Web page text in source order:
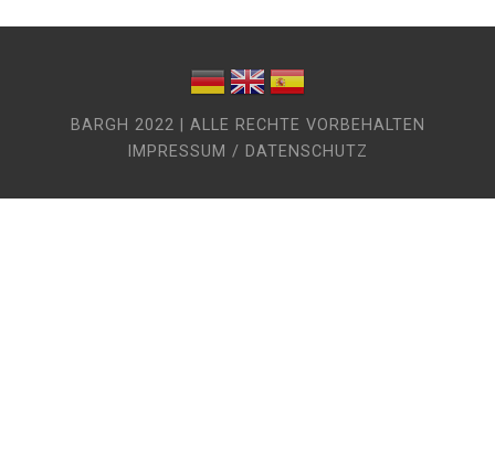
BARGH 2022 | ALLE RECHTE VORBEHALTEN
IMPRESSUM / DATENSCHUTZ